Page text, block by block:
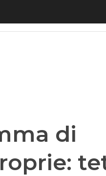
acquisto di azioni
di